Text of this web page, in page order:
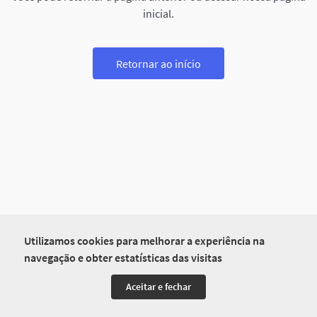
Utilizamos cookies para melhorar a experiência na
navegação e obter estatísticas das visitas
Aceitar e fechar
inicial.
Retornar ao início